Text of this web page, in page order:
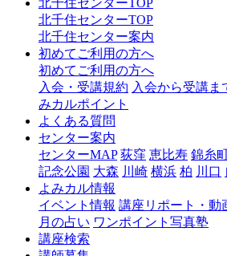
北千住センターTOP
北千住センター案内
初めてご利用の方へ
初めてご利用の方へ
入会・受講規約 入会から受講ま
みカルポイント
よくある質問
センター案内
センターMAP 荻窪 恵比寿 錦糸
記念公園 大森 川崎 横浜 柏 川口
よみカル情報
イベント情報 講座リポート・動
月の占い ワンポイント写真塾
講座検索